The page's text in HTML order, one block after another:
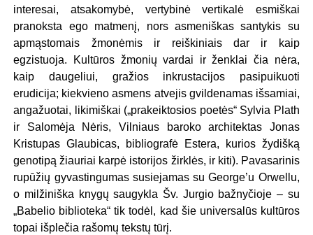
interesai, atsakomybė, vertybinė vertikalė esmiškai
pranoksta ego matmenį, nors asmeniškas santykis su
apmąstomais žmonėmis ir reiškiniais dar ir kaip
egzistuoja. Kultūros žmonių vardai ir ženklai čia nėra,
kaip daugeliui, gražios inkrustacijos pasipuikuoti
erudicija; kiekvieno asmens atvejis gvildenamas išsamiai,
angažuotai, likimiškai („prakeiktosios poetės“ Sylvia Plath
ir Salomėja Nėris, Vilniaus baroko architektas Jonas
Kristupas Glaubicas, bibliografė Estera, kurios žydišką
genotipą žiauriai karpė istorijos žirklės, ir kiti). Pavasarinis
rupūžių gyvastingumas susiejamas su George’u Orwellu,
o milžiniška knygų saugykla Šv. Jurgio bažnyčioje – su
„Babelio biblioteka“ tik todėl, kad šie universalūs kultūros
topai išplečia rašomų tekstų tūrį.